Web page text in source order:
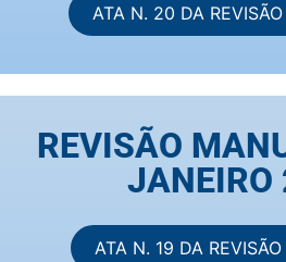
ATA N. 20 DA
REVISÃO
JANEIRO
ATA N. 19 DA